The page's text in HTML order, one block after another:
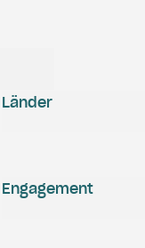
Engagement
Länder